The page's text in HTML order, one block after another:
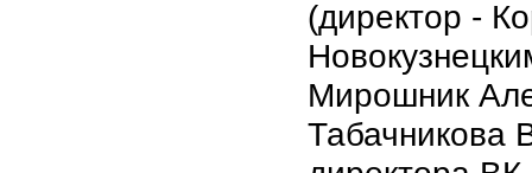
(директор -
Мирошник
Табачникова